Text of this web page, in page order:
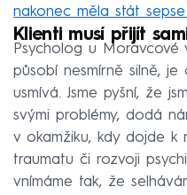
nakonec měla stát
Klienti musí přijít
Psycholog u Moravcové
působí nesmírně silně, je
usmívá. Jsme pyšní, že
svými problémy, dodá
v okamžiku, kdy dojde k
traumatu či rozvoji
vnímáme tak, že